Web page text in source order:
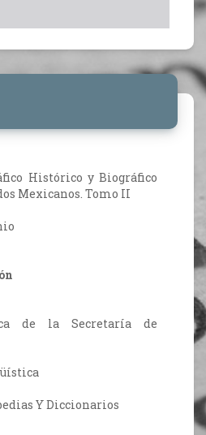
Histórico y Biográfico
Mexicanos. Tomo II
de la Secretaría de
Y Diccionarios